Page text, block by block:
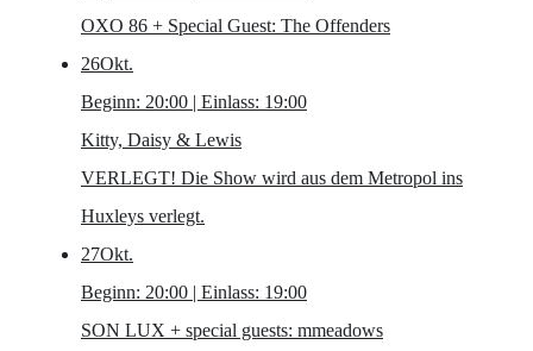
OXO 86 + Special Guest: The Offenders
26Okt.
Beginn: 20:00 | Einlass: 19:00
Kitty, Daisy & Lewis
VERLEGT! Die Show wird aus dem Metropol ins
Huxleys verlegt.
27Okt.
Beginn: 20:00 | Einlass: 19:00
SON LUX + special guests: mmeadows